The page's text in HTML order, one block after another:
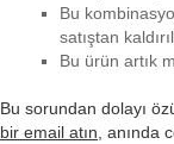
Bu
satıştan
Bu ürün artık
Bu sorundan dolayı
bir email atın , anında